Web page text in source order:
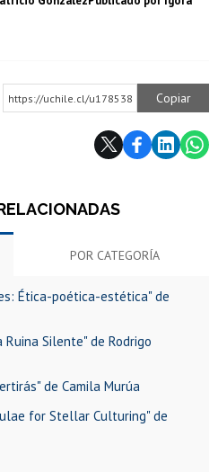
https://uchile.cl/u178538 Copiar
POR CATEGORÍA
Ética-poética-estética" de
Ruina Silente" de Rodrigo
de Camila Murúa
for Stellar Culturing" de